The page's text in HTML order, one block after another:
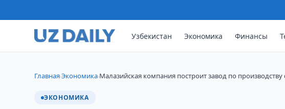
Узбекистан Экономика Финансы
Главная›Экономика›Малазийская компания построит завод по
ЭКОНОМИКА